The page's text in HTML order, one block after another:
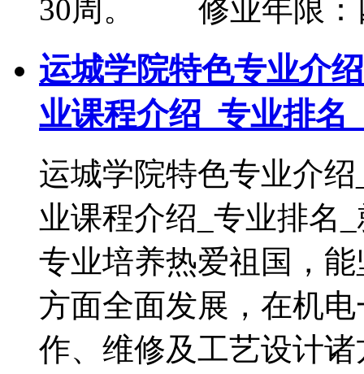
30周。 修业年限
运城学院特色专业介
业课程介绍_专业排名
运城学院特色专业介
业课程介绍_专业排
专业培养热爱祖国，
方面全面发展，在机
作、维修及工艺设计